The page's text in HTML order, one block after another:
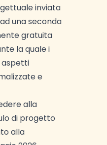
inviata
una seconda
gratuita
la quale i
aspetti
e
alla
di progetto
alla